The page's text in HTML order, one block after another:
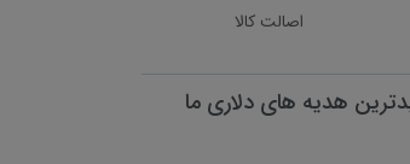
اصالت کالا
هدیه های دلاری ما